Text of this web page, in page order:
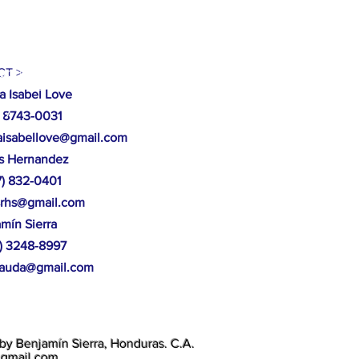
>
Isabel Love
0031
Hernandez
832-0401
Sierra
3248-8997
Benjamín Sierra, Honduras. C.A.
MOCORON, LA MOSKITIA.
de casas, arboles caídos,
Gracias a Dios.